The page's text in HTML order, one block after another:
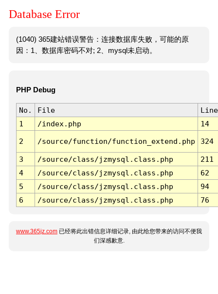
Database Error
(1040) 365建站错误警告：连接数据库失败，可能的原
因：1、数据库密码不对; 2、mysql未启动。
PHP Debug
No. File
Line
1
/index.php 14
2 /source/function/function_extend.php 324
3 /source/class/jzmysql.class.php
211
4
/source/class/jzmysql.class.php
62
5
/source/class/jzmysql.class.php
94
6
/source/class/jzmysql.class.php 76
www.365jz.com 已经将此出错信息详细记录, 由此给您带来的访问不便我
们深感歉意.